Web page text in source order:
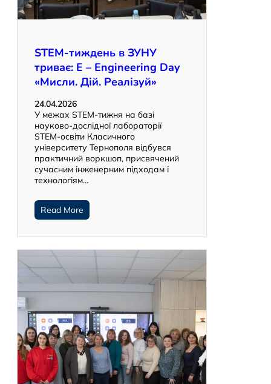
STEM-тиждень в ЗУНУ
триває: E – Engineering Day
«Мисли. Дій. Реалізуй»
24.04.2026
У межах STEM-тижня на базі
науково-дослідної лабораторії
STEM-освіти Класичного
університету Тернополя відбувся
практичний воркшоп, присвячений
сучасним інженерним підходам і
технологіям…
Read More